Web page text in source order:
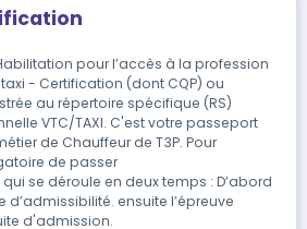
d’un lieu de prise en charge à un
de l’itinéraire) et utiliser un plan
parcours à
inattendues (embouteillages,
délivrer des
et pratiques : Délivrer des
sur les sites et monuments
pour l’accès à la profession
- Certification (dont CQP) ou
au répertoire spécifique (RS)
VTC/TAXI. C'est votre passeport
de Chauffeur de T3P. Pour
de passer
qui se déroule en deux temps : D’abord
d’admissibilité. ensuite l’épreuve
d'admission.